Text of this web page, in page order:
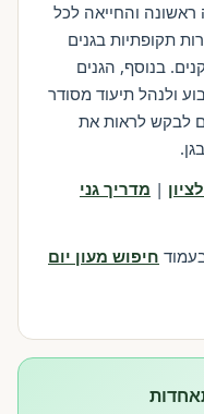
והחייאה לכל
תקופתיות בגנים
בנוסף, הגנים
ולנהל תיעוד מסודר
לבקש לראות את
| מדריך גני
חיפוש מעון יום